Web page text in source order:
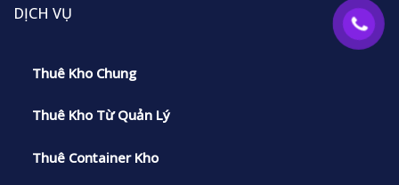
DỊCH VỤ
Thuê Kho Chung
Thuê Kho Từ Quản Lý
Thuê Container Kho